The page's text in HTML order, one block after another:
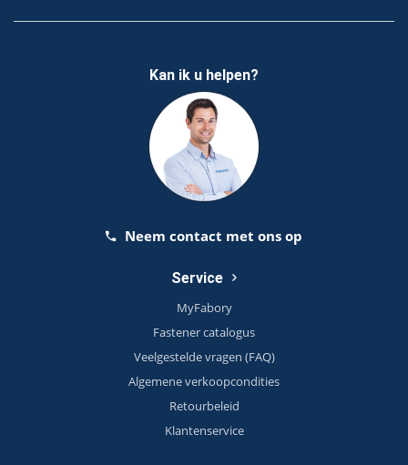
Kan ik u helpen?
Neem contact met ons op
Service
MyFabory
Fastener catalogus
Veelgestelde vragen (FAQ)
Algemene verkoopcondities
Retourbeleid
Klantenservice